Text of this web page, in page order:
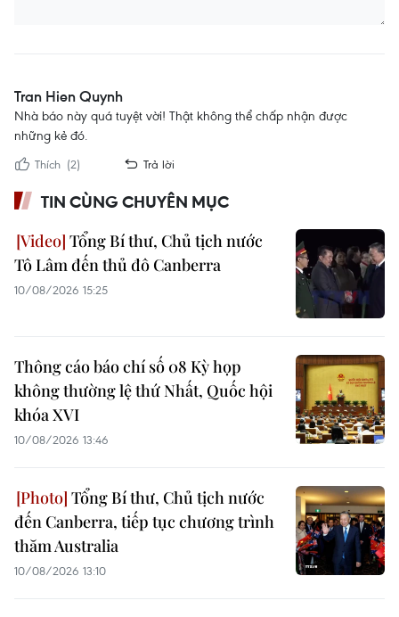
Tran Hien Quynh
Nhà báo này quá tuyệt vời! Thật không thể chấp nhận được
những kẻ đó.
Thích (2) Trả lời
TIN CÙNG CHUYÊN MỤC
Tổng Bí thư, Chủ tịch nước
Tô Lâm đến thủ đô Canberra
10/08/2026 15:25
Thông cáo báo chí số 08 Kỳ họp
không thường lệ thứ Nhất, Quốc hội
khóa XVI
10/08/2026 13:46
Tổng Bí thư, Chủ tịch nước
đến Canberra, tiếp tục chương trình
thăm Australia
10/08/2026 13:10